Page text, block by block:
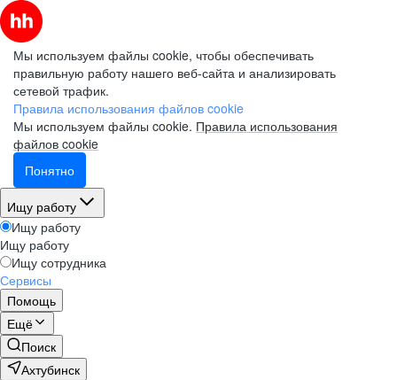
Мы используем файлы cookie, чтобы обеспечивать
правильную работу нашего веб-сайта и анализировать
сетевой трафик.
Правила использования файлов cookie
Мы используем файлы cookie. Правила использования
файлов cookie
Понятно
Ищу работу
Ищу работу
Ищу работу
Ищу сотрудника
Сервисы
Помощь
Ещё
Поиск
Ахтубинск